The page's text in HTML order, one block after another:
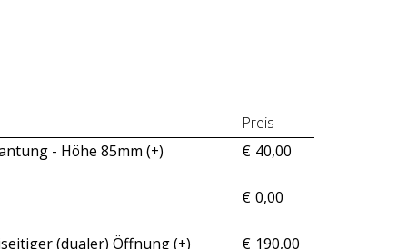
Preis
- Höhe 85mm (+
€ 40,00
)
€ 0,00
(dualer) Öffnung (+ € 190,00
)